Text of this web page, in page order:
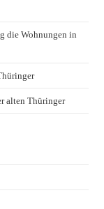
die Wohnungen in
alten Thüringer